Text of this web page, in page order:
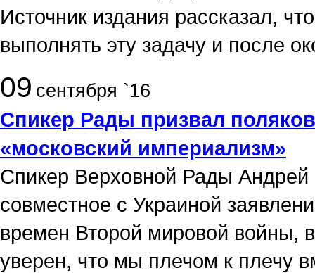
Источник издания рассказал,
выполнять эту задачу и после
09 сентября `16
Спикер Рады призвал
«московский империализм»
Спикер Верховной Рады
совместное с Украиной
времен Второй мировой войны,
уверен, что мы плечом к плечу